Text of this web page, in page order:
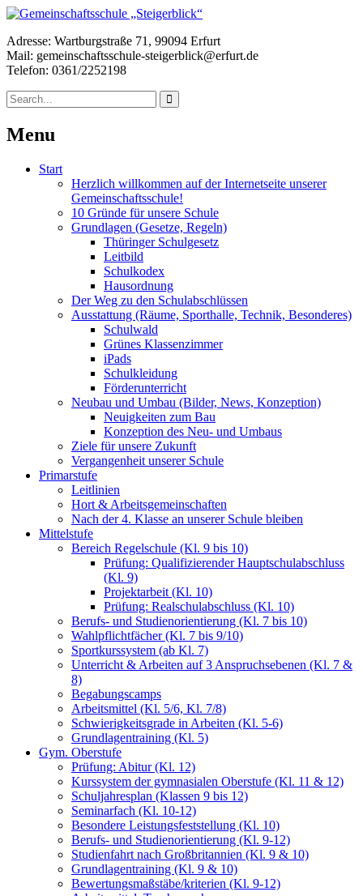
Adresse: Wartburgstraße 71, 99094 Erfurt
Mail: gemeinschaftsschule-steigerblick@erfurt.de
Telefon: 0361/2252198
Menu
Start
Herzlich willkommen auf der Internetseite unserer
Gemeinschaftsschule!
10 Gründe für unsere Schule
Grundlagen (Gesetze, Regeln)
Thüringer Schulgesetz
Leitbild
Schulkodex
Hausordnung
Der Weg zu den Schulabschlüssen
Ausstattung (Räume, Sporthalle, Technik, Besonderes)
Schulwald
Grünes Klassenzimmer
iPads
Schulkleidung
Förderunterricht
Neubau und Umbau (Bilder, News, Konzeption)
Neuigkeiten zum Bau
Konzeption des Neu- und Umbaus
Ziele für unsere Zukunft
Vergangenheit unserer Schule
Primarstufe
Leitlinien
Hort & Arbeitsgemeinschaften
Nach der 4. Klasse an unserer Schule bleiben
Mittelstufe
Bereich Regelschule (Kl. 9 bis 10)
Prüfung: Qualifizierender Hauptschulabschluss
(Kl. 9)
Projektarbeit (Kl. 10)
Prüfung: Realschulabschluss (Kl. 10)
Berufs- und Studienorientierung (Kl. 7 bis 10)
Wahlpflichtfächer (Kl. 7 bis 9/10)
Sportkurssystem (ab Kl. 7)
Unterricht & Arbeiten auf 3 Anspruchsebenen (Kl. 7 &
8)
Begabungscamps
Arbeitsmittel (Kl. 5/6, Kl. 7/8)
Schwierigkeitsgrade in Arbeiten (Kl. 5-6)
Grundlagentraining (Kl. 5)
Gym. Oberstufe
Prüfung: Abitur (Kl. 12)
Kurssystem der gymnasialen Oberstufe (Kl. 11 & 12)
Schuljahresplan (Klassen 9 bis 12)
Seminarfach (Kl. 10-12)
Besondere Leistungsfeststellung (Kl. 10)
Berufs- und Studienorientierung (Kl. 9-12)
Studienfahrt nach Großbritannien (Kl. 9 & 10)
Grundlagentraining (Kl. 9 & 10)
Bewertungsmaßstäbe/kriterien (Kl. 9-12)